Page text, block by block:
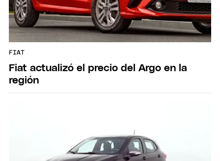
FIAT
Fiat actualizó el precio del Argo en la
región